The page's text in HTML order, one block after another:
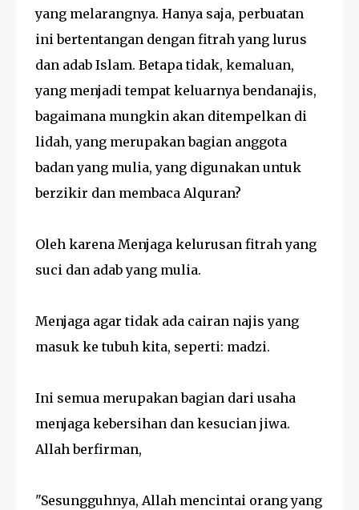
yang melarangnya. Hanya saja, perbuatan
ini bertentangan dengan fitrah yang lurus
dan adab Islam. Betapa tidak, kemaluan,
yang menjadi tempat keluarnya bendanajis,
bagaimana mungkin akan ditempelkan di
lidah, yang merupakan bagian anggota
badan yang mulia, yang digunakan untuk
berzikir dan membaca Alquran?
Oleh karena Menjaga kelurusan fitrah yang
suci dan adab yang mulia.
Menjaga agar tidak ada cairan najis yang
masuk ke tubuh kita, seperti: madzi.
Ini semua merupakan bagian dari usaha
menjaga kebersihan dan kesucian jiwa.
Allah berfirman,
"Sesungguhnya, Allah mencintai orang yang